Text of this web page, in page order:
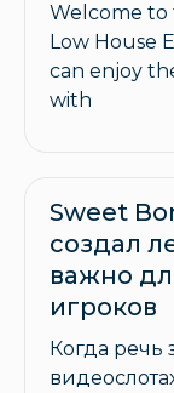
Welcome
Low House
can enjoy
with
Sweet
создал
важно
игроков
Когда речь